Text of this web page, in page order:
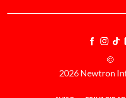
©
2026 Newtron